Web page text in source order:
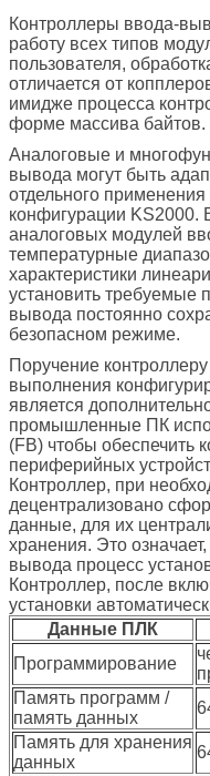
Контроллеры ввода-
работу всех типов
пользователя,
отличается от
имидже процесса
форме массива байтов.
Аналоговые и
вывода могут быть
отдельного
конфигурации KS2000.
аналоговых модулей
температурные
характеристики
установить требуемые
вывода постоянно
безопасном режиме.
Поручение
выполнения
является
промышленные ПК
(FB) чтобы обеспечить
периферийных
Контроллер, при
децентрализовано
данные, для их
хранения. Это
вывода процесс
Контроллер, после
установки
Данные ПЛК
Программирование
Память программ /
память данных
Память для хранения
данных